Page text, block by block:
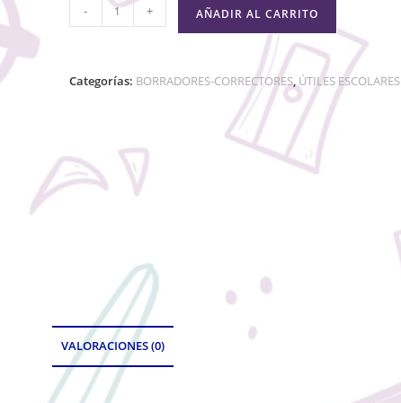
- + AÑADIR AL CARRITO
Categorías: BORRADORES-CORRECTORES, ÚTILES ESCOLARES
VALORACIONES (0)